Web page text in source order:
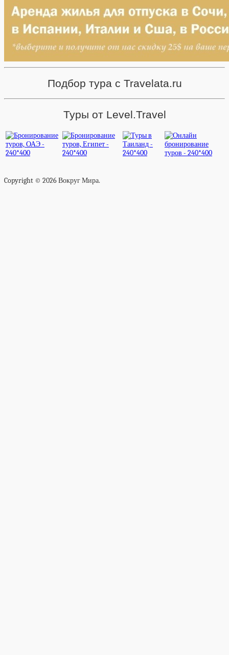
Подбор тура с Travelata.ru
Туры от Level.Travel
Copyright © 2026 Вокруг Мира.